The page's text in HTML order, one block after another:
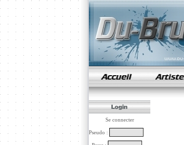
samples de rap
Se connecter
Pseudo :